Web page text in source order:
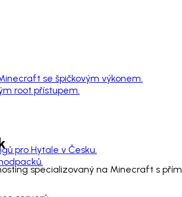
se špičkovým výkonem.
root přístupem.
pro Hytale v Česku.
specializovaný na Minecraft s